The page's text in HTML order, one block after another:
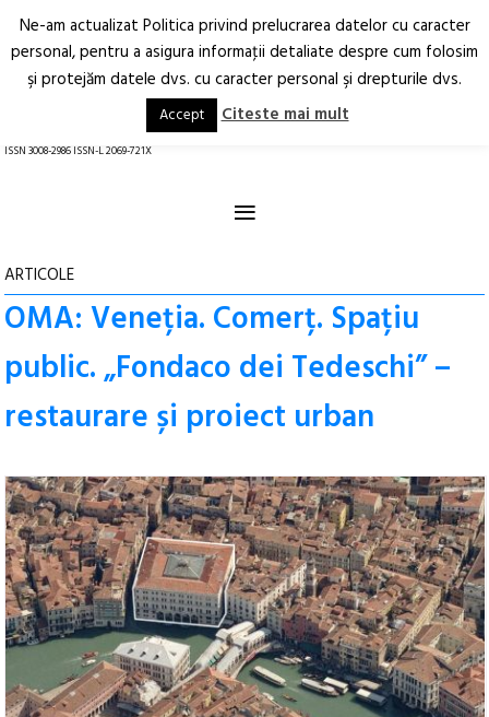
Arhitectură.
Oraș.
RO EN
ISSN 3008-2986 ISSN-L 2069-721X
≡
ARTICOLE
OMA: Veneția. Comerț. Spațiu
public. „Fondaco dei Tedeschi” –
restaurare și proiect urban
Ne-am actualizat Politica privind prelucrarea datelor cu caracter
personal, pentru a asigura informaţii detaliate despre cum folosim
şi protejăm datele dvs. cu caracter personal şi drepturile dvs.
Accept Citeste mai mult